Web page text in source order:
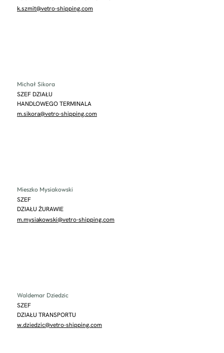
k.szmit@vetro-shipping.com
Michał Sikora
SZEF DZIAŁU
HANDLOWEGO TERMINALA
m.sikora@vetro-shipping.com
Mieszko Mysiakowski
SZEF
DZIAŁU ŻURAWIE
m.mysiakowski@vetro-shipping.com
Waldemar Dziedzic
SZEF
DZIAŁU TRANSPORTU
w.dziedzic@vetro-shipping.com